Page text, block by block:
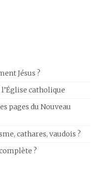
Jésus ?
catholique
pages du Nouveau
cathares, vaudois ?
?